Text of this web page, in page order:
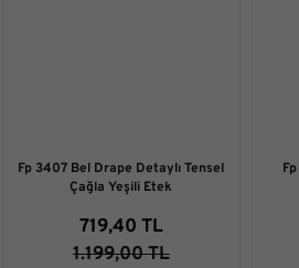
Fp 3407 Bel Drape Detaylı Tensel
Çağla Yeşili Etek
719,40 TL
1.199,00 TL